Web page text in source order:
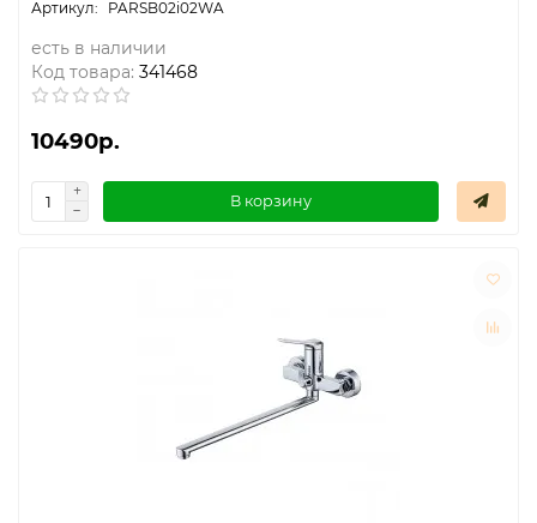
Термостаты капиллярные
Термостаты накладные
Термостаты погружные
Щиты распределительные
PARSB02i02WA
есть в наличии
Код товара: 341468
10490р.
В корзину